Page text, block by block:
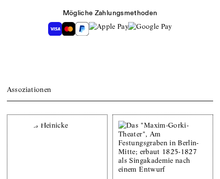
Mögliche Zahlungsmethoden
Assoziationen